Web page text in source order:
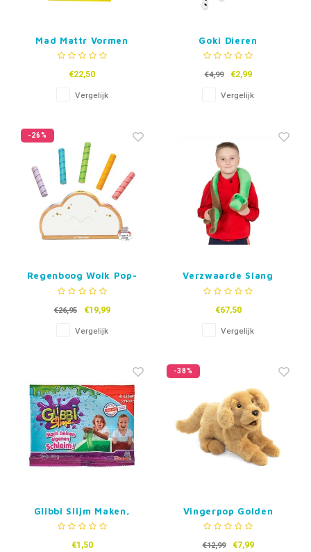
Mad Mattr Vormen
€22,50
Vergelijk
Goki Dieren
Springtouw
€4,99 €2,99
Vergelijk
-26%
Regenboog Wolk Pop-
Up game
€26,95 €19,99
Vergelijk
Verzwaarde Slang
€67,50
Vergelijk
Glibbi Slijm Maken,
20g
€1,50
-38%
Vingerpop Golden
Retriever
€12,99 €7,99